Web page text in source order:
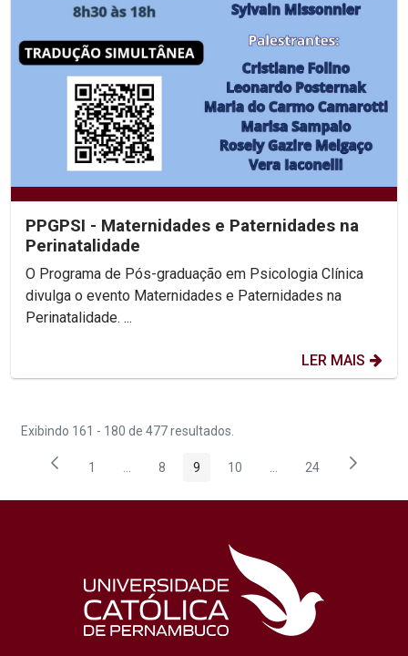
PPGPSI - Maternidades e Paternidades na
Perinatalidade
O Programa de Pós-graduação em Psicologia Clínica
divulga o evento Maternidades e Paternidades na
Perinatalidade. ...
LER MAIS
Exibindo 161 - 180 de 477 resultados.
Página
1 Páginas intermediárias Usar ABA para navegar.
Página
8 Página
9 Página
10 PáginasPágina
24